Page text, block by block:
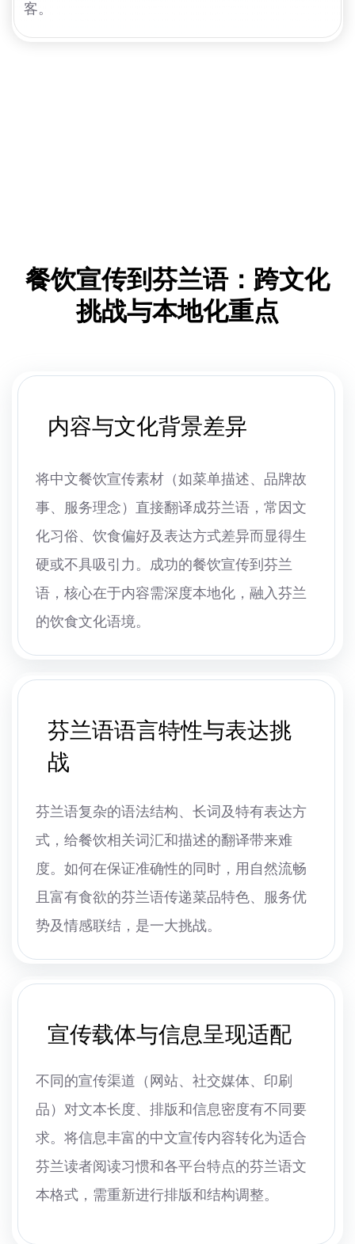
客。
餐饮宣传到芬兰语：跨文化
挑战与本地化重点
内容与文化背景差异
将中文餐饮宣传素材（如菜单描述、品牌故
事、服务理念）直接翻译成芬兰语，常因文
化习俗、饮食偏好及表达方式差异而显得生
硬或不具吸引力。成功的餐饮宣传到芬兰
语，核心在于内容需深度本地化，融入芬兰
的饮食文化语境。
芬兰语语言特性与表达挑
战
芬兰语复杂的语法结构、长词及特有表达方
式，给餐饮相关词汇和描述的翻译带来难
度。如何在保证准确性的同时，用自然流畅
且富有食欲的芬兰语传递菜品特色、服务优
势及情感联结，是一大挑战。
宣传载体与信息呈现适配
不同的宣传渠道（网站、社交媒体、印刷
品）对文本长度、排版和信息密度有不同要
求。将信息丰富的中文宣传内容转化为适合
芬兰读者阅读习惯和各平台特点的芬兰语文
本格式，需重新进行排版和结构调整。